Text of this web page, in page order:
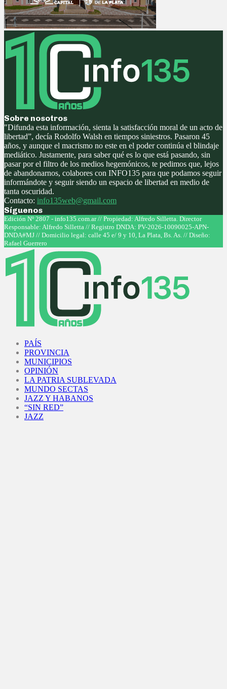
Sobre nosotros
"Difunda esta información, sienta la satisfacción moral de un acto de
libertad”, decía Rodolfo Walsh en tiempos siniestros. Pasaron 45
años, y aunque el macrismo no este en el poder continúa el blindaje
mediático. Justamente, para saber qué es lo que está pasando, sin
pasar por el filtro de los medios hegemónicos, te pedimos que, lejos
de abandonarnos, colabores con INFO135 para que podamos seguir
informándote y seguir siendo un espacio de libertad en medio de
tanta oscuridad.
Contacto: info135web@gmail.com
Síguenos
Facebook
Twitter
Instagram
Youtube
Edición Nº 2807 - info135.com.ar // Propiedad: Alfredo Silletta. Director
Responsable: Alfredo Silletta // Registro DNDA: PV-2026-10090025-APN-
DNDA#MJ // Domicilio legal: calle 45 e/ 9 y 10, La Plata, Bs. As. // Diseño:
Rafael Guerrero
PAÍS
PROVINCIA
MUNICIPIOS
OPINIÓN
LA PATRIA SUBLEVADA
MUNDO SECTAS
JAZZ Y HABANOS
“SIN RED”
JAZZ